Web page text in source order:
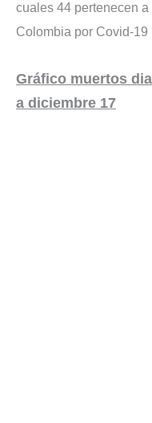
cuales 44 pertenecen
Colombia por Covid-19
Gráfico muertos
a diciembre 17